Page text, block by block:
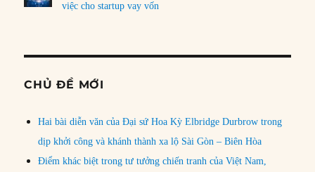
việc cho startup vay vốn
CHỦ ĐỀ MỚI
Hai bài diễn văn của Đại sứ Hoa Kỳ Elbridge Durbrow trong
dịp khởi công và khánh thành xa lộ Sài Gòn – Biên Hòa
Điểm khác biệt trong tư tưởng chiến tranh của Việt Nam,